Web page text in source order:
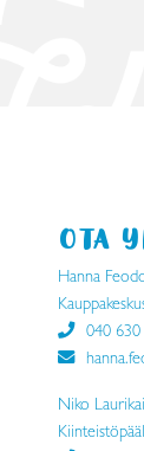
OTA
Hanna
040 630
Niko